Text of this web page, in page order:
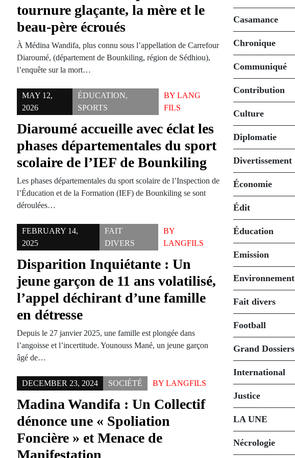
tournure glaçante, la mère et le
beau-père écroués
À Médina Wandifa, plus connu sous l’appellation de Carrefour
Diaroumé, (département de Bounkiling, région de Sédhiou),
l’enquête sur la mort…
MAY 12,
2026
ÉDUCATION,
SPORTS
BYLANG
FILS
Diaroumé accueille avec éclat les
phases départementales du sport
scolaire de l’IEF de Bounkiling
Les phases départementales du sport scolaire de l’Inspection de
l’Éducation et de la Formation (IEF) de Bounkiling se sont
déroulées…
FEBRUARY 14,
2025
FAIT
DIVERS
BY
LANGFILS
Disparition Inquiétante : Un
jeune garçon de 11 ans volatilisé,
l’appel déchirant d’une famille
en détresse
Depuis le 27 janvier 2025, une famille est plongée dans
l’angoisse et l’incertitude. Younouss Mané, un jeune garçon
âgé de…
DECEMBER 23, 2024 SOCIÉTÉ BY LANGFILS
Madina Wandifa : Un Collectif
dénonce une « Spoliation
Foncière » et Menace de
Manifestation
Casamance
Chronique
Communiqué
Contribution
Culture
Diplomatie
Divertissement
Économie
Édit
Éducation
Emission
Environnement
Fait divers
Football
Grand Dossiers
International
Justice
LA UNE
Nécrologie